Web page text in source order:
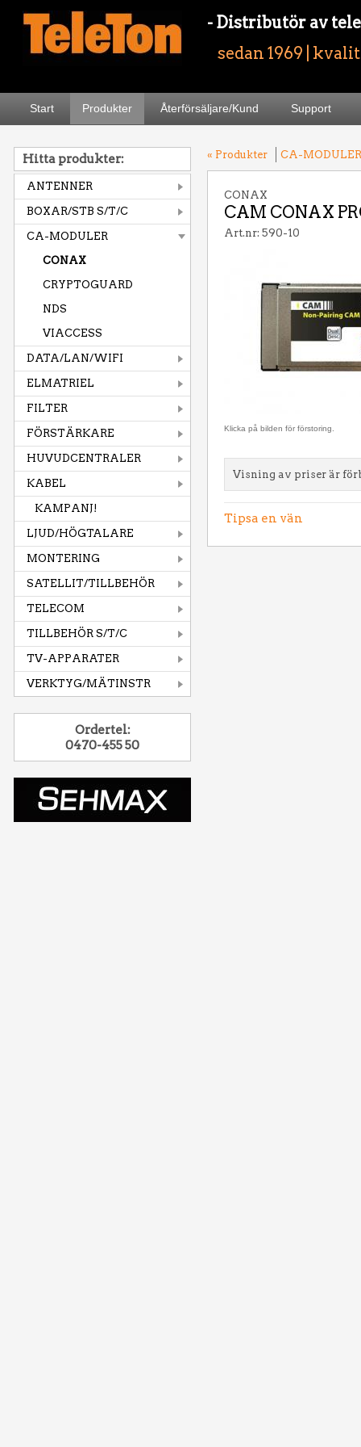
- Distributör av
sedan 1969 |
Start Produkter Återförsäljare/Kund Support
Hitta produkter:
ANTENNER
BOXAR/STB S/T/C
CA-MODULER
CONAX
CRYPTOGUARD
NDS
VIACCESS
DATA/LAN/WIFI
ELMATRIEL
FILTER
FÖRSTÄRKARE
HUVUDCENTRALER
KABEL
KAMPANJ!
LJUD/HÖGTALARE
MONTERING
SATELLIT/TILLBEHÖR
TELECOM
TILLBEHÖR S/T/C
TV-APPARATER
VERKTYG/MÄTINSTR
Ordertel:
0470-455 50
« Produkter CA-MODULER
CONAX
CAM CONAX
Art.nr: 590-10
Klicka på bilden för förstoring.
Visning av priser är
Tipsa en vän